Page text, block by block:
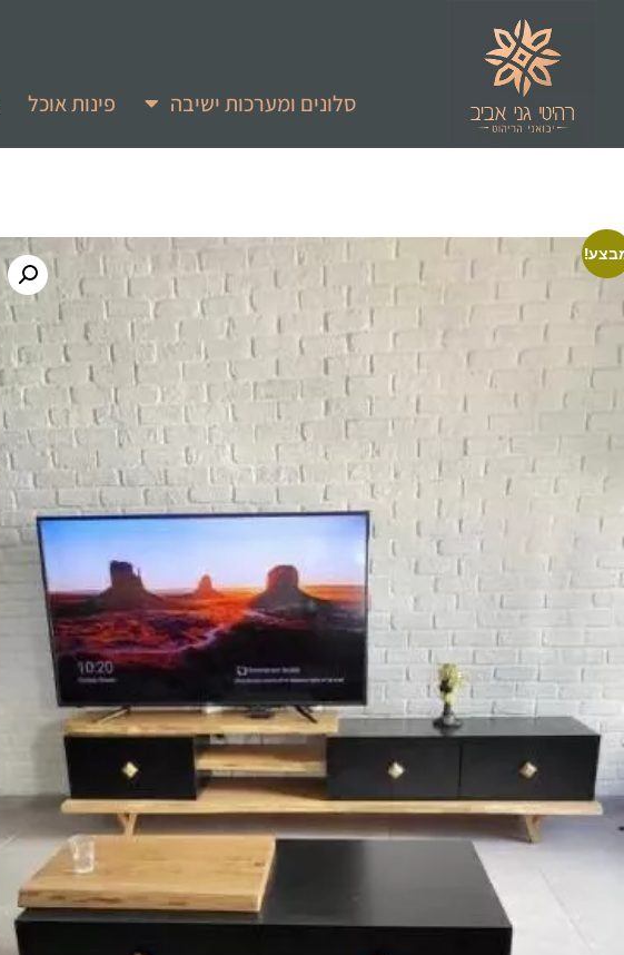
סלונים ומערכות ישיבה פינות אוכל